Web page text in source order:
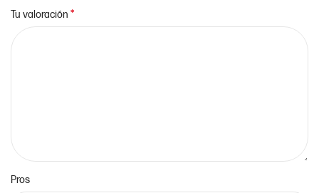
Tu valoración *
Pros